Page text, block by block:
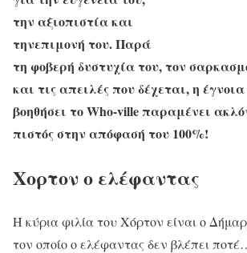
την αξιοπιστία και
τηνεπιμονή του. Παρά
τη φοβερή δυστυχία του, τον
και τις απειλές που δέχεται, η
βοηθήσει το Who-ville παραμένει
πιστός στην απόφασή του 100%!
Χορτον ο ελέφαντας
Η κύρια φιλία του Χόρτον είναι ο
τον οποίο ο ελέφαντας δεν βλέπει